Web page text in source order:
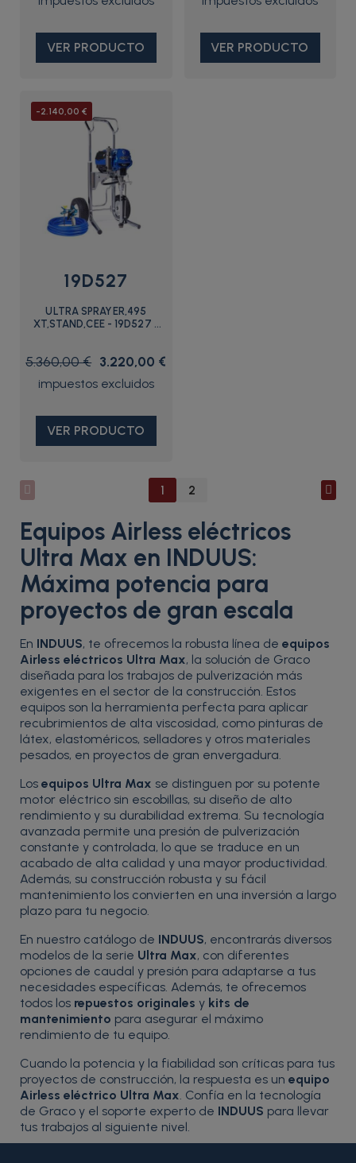
VER PRODUCTO VER PRODUCTO
-2.140,00 €
19D527
ULTRA SPRAYER,495
XT,STAND,CEE - 19D527 -
5.360,00 € 3.220,00 €
VER PRODUCTO
1 2
Equipos Airless eléctricos
Ultra Max en INDUUS:
Máxima potencia para
proyectos de gran escala
En INDUUS, te ofrecemos la robusta línea de equipos
Airless eléctricos Ultra Max, la solución de Graco
diseñada para los trabajos de pulverización más
exigentes en el sector de la construcción. Estos
equipos son la herramienta perfecta para aplicar
recubrimientos de alta viscosidad, como pinturas de
látex, elastoméricos, selladores y otros materiales
pesados, en proyectos de gran envergadura.
Los equipos Ultra Max se distinguen por su potente
motor eléctrico sin escobillas, su diseño de alto
rendimiento y su durabilidad extrema. Su tecnología
avanzada permite una presión de pulverización
constante y controlada, lo que se traduce en un
acabado de alta calidad y una mayor productividad.
Además, su construcción robusta y su fácil
mantenimiento los convierten en una inversión a largo
plazo para tu negocio.
En nuestro catálogo de INDUUS, encontrarás diversos
modelos de la serie Ultra Max, con diferentes
opciones de caudal y presión para adaptarse a tus
necesidades específicas. Además, te ofrecemos
todos los repuestos originales y kits de
mantenimiento para asegurar el máximo
rendimiento de tu equipo.
Cuando la potencia y la fiabilidad son críticas para tus
proyectos de construcción, la respuesta es un equipo
Airless eléctrico Ultra Max. Confía en la tecnología
de Graco y el soporte experto de INDUUS para llevar
tus trabajos al siguiente nivel.